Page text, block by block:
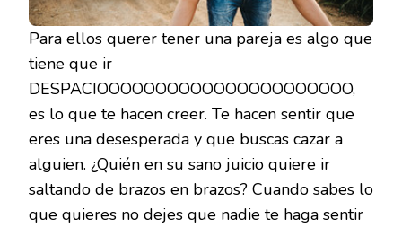
Para ellos querer tener una pareja es algo que
tiene que ir
DESPACIOOOOOOOOOOOOOOOOOOOOOO,
es lo que te hacen creer. Te hacen sentir que
eres una desesperada y que buscas cazar a
alguien. ¿Quién en su sano juicio quiere ir
saltando de brazos en brazos? Cuando sabes lo
que quieres no dejes que nadie te haga sentir